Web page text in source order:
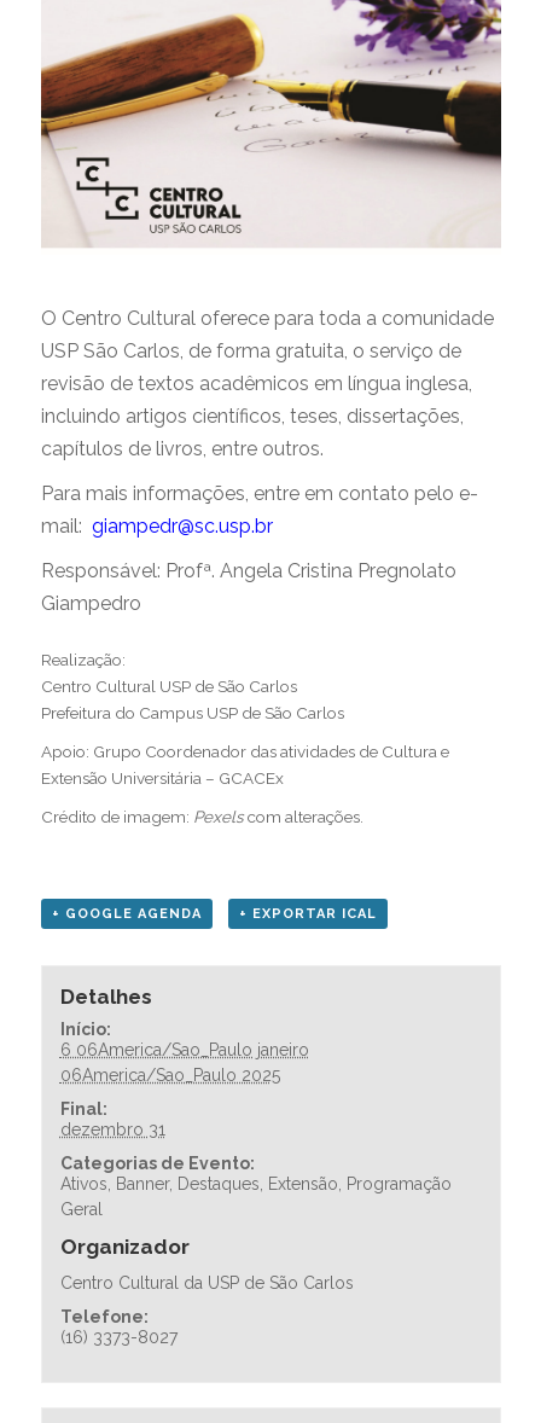
O Centro Cultural oferece para toda a comunidade
USP São Carlos, de forma gratuita, o serviço de
revisão de textos acadêmicos em língua inglesa,
incluindo artigos científicos, teses, dissertações,
capítulos de livros, entre outros.
Para mais informações, entre em contato pelo e-
mail: giampedr@sc.usp.br
Responsável: Profª. Angela Cristina Pregnolato
Giampedro
Realização:
Centro Cultural USP de São Carlos
Prefeitura do Campus USP de São Carlos
Apoio: Grupo Coordenador das atividades de Cultura e
Extensão Universitária – GCACEx
Crédito de imagem: Pexelscom alterações.
+ GOOGLE AGENDA + EXPORTAR ICAL
Detalhes
Início:
6 06America/Sao_Paulo janeiro
06America/Sao_Paulo 2025
Final:
dezembro 31
Categorias de Evento:
Ativos, Banner, Destaques, Extensão, Programação
Geral
Organizador
Centro Cultural da USP de São Carlos
Telefone:
(16) 3373-8027